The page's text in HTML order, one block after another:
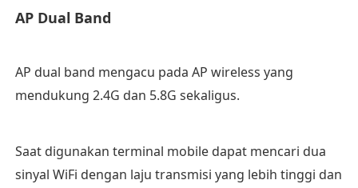
AP Dual Band
AP dual band mengacu pada AP wireless yang
mendukung 2.4G dan 5.8G sekaligus.
Saat digunakan terminal mobile dapat mencari dua
sinyal WiFi dengan laju transmisi yang lebih tinggi dan